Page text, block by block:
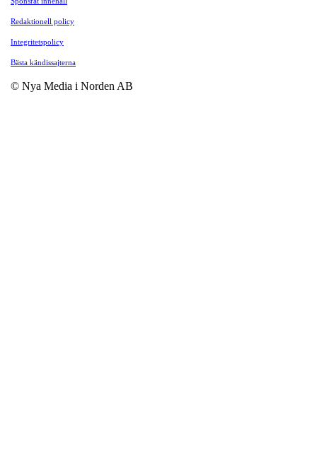
Redaktionell policy
Integritetspolicy
Bästa kändissajterna
© Nya Media i Norden AB